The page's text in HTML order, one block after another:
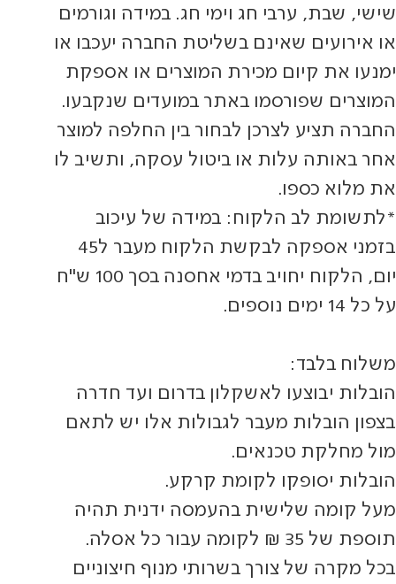
שישי, שבת, ערבי חג וימי חג. במידה וגורמים
או אירועים שאינם בשליטת החברה יעכבו או
ימנעו את קיום מכירת המוצרים או אספקת
המוצרים שפורסמו באתר במועדים שנקבעו.
החברה תציע לצרכן לבחור בין החלפה למוצר
אחר באותה עלות או ביטול עסקה, ותשיב לו
את מלוא כספו.
*לתשומת לב הלקוח: במידה של עיכוב
בזמני אספקה לבקשת הלקוח מעבר ל45
יום, הלקוח יחויב בדמי אחסנה בסך 100 ש"ח
על כל 14 ימים נוספים.
משלוח בלבד:
הובלות יבוצעו לאשקלון בדרום ועד חדרה
בצפון הובלות מעבר לגבולות אלו יש לתאם
מול מחלקת טכנאים.
הובלות יסופקו לקומת קרקע.
מעל קומה שלישית בהעמסה ידנית תהיה
תוספת של 35 ₪ לקומה עבור כל אסלה.
בכל מקרה של צורך בשרותי מנוף חיצוניים